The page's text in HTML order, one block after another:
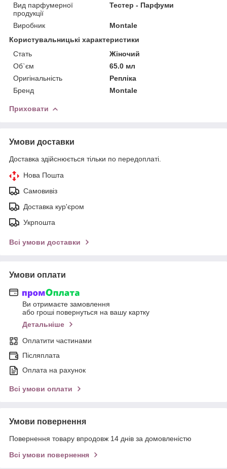
Вид парфумерної
продукції
Тестер - Парфуми
Виробник
Montale
Користувальницькі характеристики
Стать
Жіночий
Об`єм
65.0 мл
Оригінальність
Репліка
Бренд
Montale
Приховати
Умови доставки
Доставка здійснюється тільки по передоплаті.
Нова Пошта
Самовивіз
Доставка кур'єром
Укрпошта
Всі умови доставки
Умови оплати
Ви отримаєте замовлення
або гроші повернуться на вашу картку
Детальніше
Оплатити частинами
Післяплата
Оплата на рахунок
Всі умови оплати
Умови повернення
Повернення товару впродовж 14 днів за домовленістю
Всі умови повернення